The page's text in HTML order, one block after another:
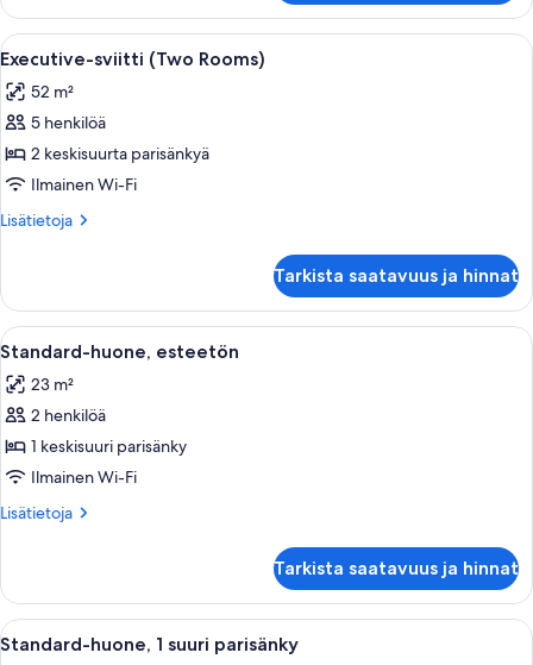
2
keskisuurta
parisänkyä
Avaa
kaikki
huonetyypin
Executive-
sviitti
(Two
Rooms)
Hotellihuone, jossa on suuri sänky,
5
Executive-sviitti (Two Rooms)
52 m²
5 henkilöä
2 keskisuurta parisänkyä
Ilmainen Wi-Fi
Lisätietoja
Lisätietoja
(Two
Rooms)
Tarkista saatavuus ja hinnat
Avaa
kaikki
huonetyypin
Standard-
huone,
esteetön
kuvat
Hotellihuone, jossa on sänky,
5
Standard-huone, esteetön
23 m²
2 henkilöä
1 keskisuuri parisänky
Ilmainen Wi-Fi
Lisätietoja
Lisätietoja
esteetön
Tarkista saatavuus ja hinnat
Avaa
kaikki
Hotellihuone, jossa on suuri sänky,
8
Standard-huone, 1 suuri parisänky